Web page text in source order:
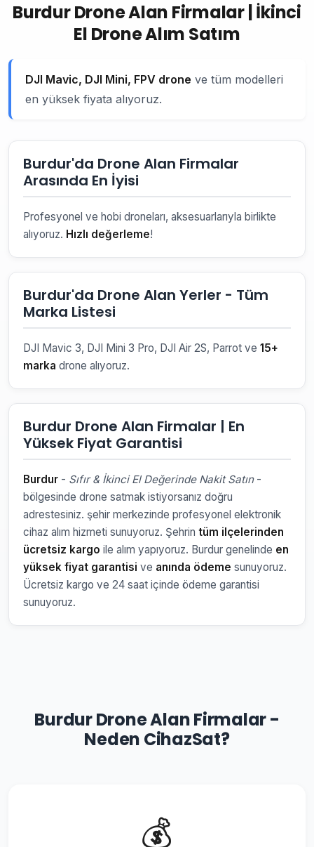
Burdur Drone Alan Firmalar | İkinci
El Drone Alım Satım
DJI Mavic, DJI Mini, FPV drone ve tüm modelleri
en yüksek fiyata alıyoruz.
Burdur'da Drone Alan Firmalar
Arasında En İyisi
Profesyonel ve hobi droneları, aksesuarlarıyla birlikte
alıyoruz. Hızlı değerleme!
Burdur'da Drone Alan Yerler - Tüm
Marka Listesi
DJI Mavic 3, DJI Mini 3 Pro, DJI Air 2S, Parrot ve 15+
marka drone alıyoruz.
Burdur Drone Alan Firmalar | En
Yüksek Fiyat Garantisi
Burdur - Sıfır & İkinci El Değerinde Nakit Satın-
bölgesinde drone satmak istiyorsanız doğru
adrestesiniz. şehir merkezinde profesyonel elektronik
cihaz alım hizmeti sunuyoruz. Şehrin tüm ilçelerinden
ücretsiz kargo ile alım yapıyoruz. Burdur genelinde en
yüksek fiyat garantisi ve anında ödeme sunuyoruz.
Ücretsiz kargo ve 24 saat içinde ödeme garantisi
sunuyoruz.
Burdur Drone Alan Firmalar -
Neden CihazSat?
💰